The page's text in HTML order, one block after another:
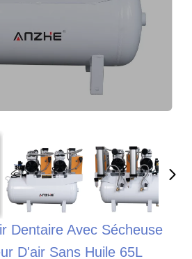
Dentaire Avec Sécheuse
D'air Sans Huile 65L